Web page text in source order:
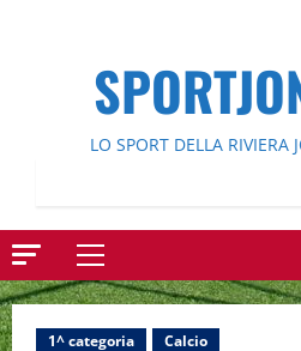
LO SPORT DELLA RIVIERA
Menu
principale
1^ categoria Calcio